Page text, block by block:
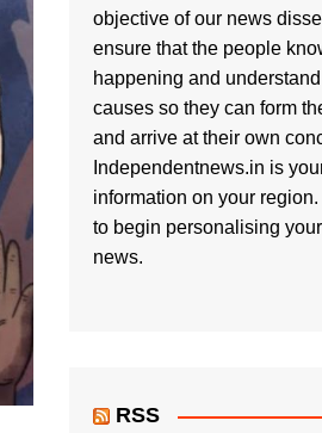
objective of our news
ensure that the people
happening and
causes so they can form
and arrive at their own
Independentnews.in is
information on your
to begin personalising
news.
RSS